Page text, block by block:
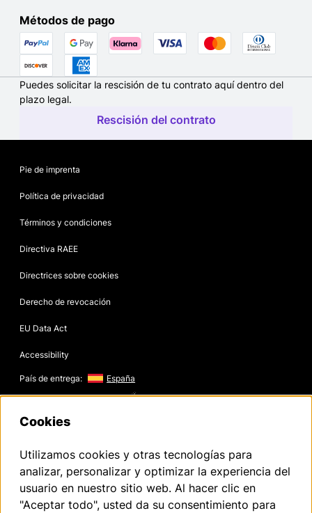
Métodos de pago
Puedes solicitar la rescisión de tu contrato aquí dentro del
plazo legal.
Rescisión del contrato
Pie de imprenta
Política de privacidad
Términos y condiciones
Directiva RAEE
Directrices sobre cookies
Derecho de revocación
EU Data Act
Accessibility
País de entrega: España
Texto legal de Volkswagen Group Charging GmbH
¹ LTE
Elli Charger (1. generación a partir de 2020):
La funcionalidad LTE solo puede utilizarse en los Estados miembros
Cookies
Utilizamos cookies y otras tecnologías para
analizar, personalizar y optimizar la experiencia del
usuario en nuestro sitio web. Al hacer clic en
"Aceptar todo", usted da su consentimiento para